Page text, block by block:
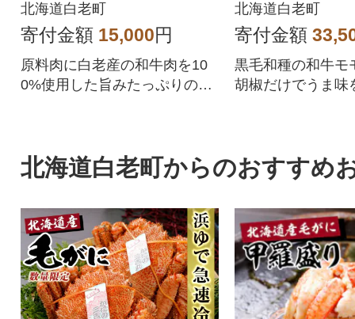
北海道白老町
寄付金額 15,000円
原料肉に白老産の和牛肉を10
0%使用した旨みたっぷりのハ
北海道白老町
寄付金額
黒毛和種の和牛モ
胡椒だけでうま味
北海道白老町からのおすすめ